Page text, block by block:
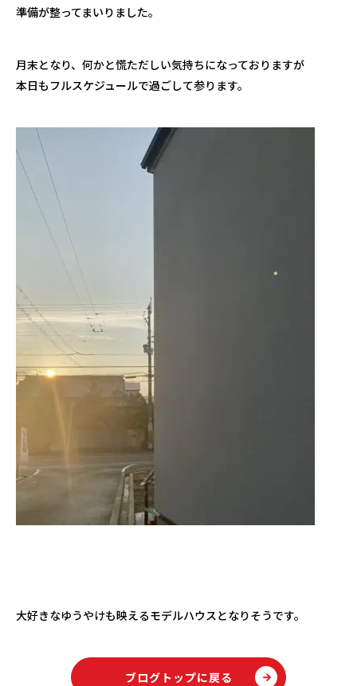
準備が整ってまいりました。
月末となり、何かと慌ただしい気持ちになっておりますが
本日もフルスケジュールで過ごして参ります。
大好きなゆうやけも映えるモデルハウスとなりそうです。
ブログトップに戻る